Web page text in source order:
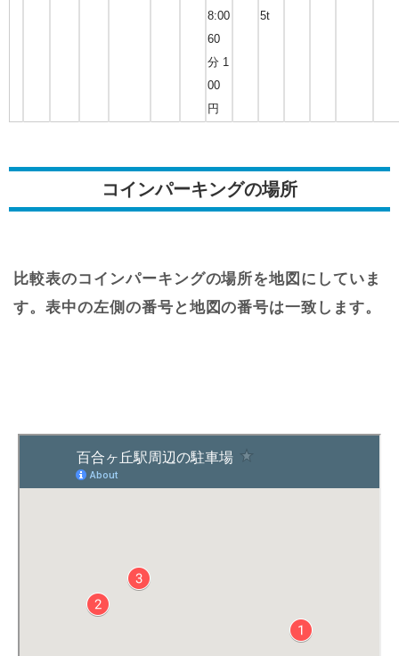
8:00
60
分 1
00
円
5t
コインパーキングの場所
比較表のコインパーキングの場所を地図にしていま
す。表中の左側の番号と地図の番号は一致します。